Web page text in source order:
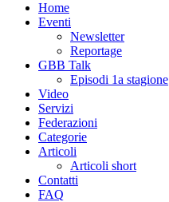
Home
Eventi
Newsletter
Reportage
GBB Talk
Episodi 1a stagione
Video
Servizi
Federazioni
Categorie
Articoli
Articoli short
Contatti
FAQ